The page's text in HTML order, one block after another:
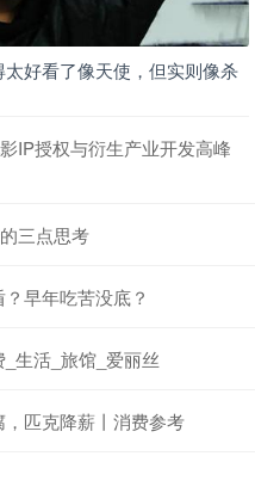
好看了像天使，但实则像杀
IP授权与衍生产业开发高峰
三点思考
早年吃苦没底？
生活_旅馆_爱丽丝
匹克降薪丨消费参考